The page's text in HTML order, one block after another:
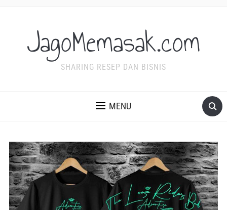
JagoMemasak.com
SHARING RESEP DAN BISNIS
MENU